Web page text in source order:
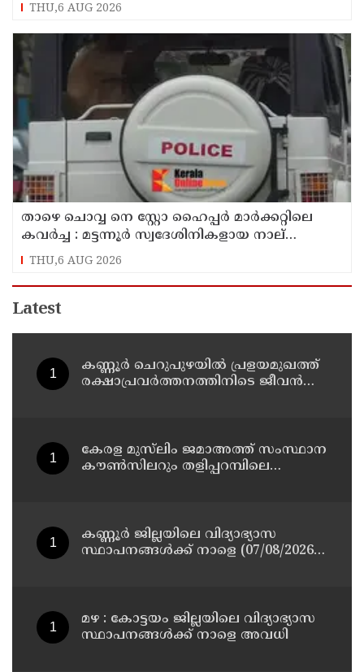
THU,6 AUG 2026
താഴെ ചൊവ്വ നെ സ്റ്റോ ഹൈപ്പർ മാർക്കറ്റിലെ
കവർച്ച : മട്ടന്നൂർ സ്വദേശിനികളായ നാല്
പ്രതികൾ പിടിയിൽ
THU,6 AUG 2026
Latest
കണ്ണൂർ ചെറുപുഴയിൽ പ്രളയമുഖത്ത്
രക്ഷാപ്രവർത്തനത്തിനിടെ ജീവൻ
കേരള മുസ്‌ലിം ജമാഅത്ത് സംസ്ഥാന
കൗൺസിലറും തളിപ്പറമ്പിലെ
കണ്ണൂർ ജില്ലയിലെ വിദ്യാഭ്യാസ
സ്ഥാപനങ്ങള്‍ക്ക് നാളെ (07/08/2026),
മഴ : കോട്ടയം ജില്ലയിലെ വിദ്യാഭ്യാസ
സ്ഥാപനങ്ങൾക്ക് നാളെ അവധി